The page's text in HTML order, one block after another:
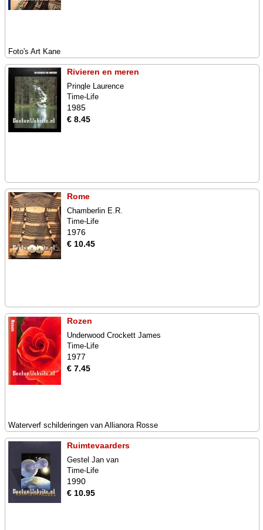
Foto's Art Kane
Rivieren en meren
Pringle Laurence
Time-Life
1985
€ 8.45
Rome
Chamberlin E.R.
Time-Life
1976
€ 10.45
Rozen
Underwood Crockett James
Time-Life
1977
€ 7.45
Waterverf schilderingen van Allianora Rosse
Ruimtevaarders
Gestel Jan van
Time-Life
1990
€ 10.95